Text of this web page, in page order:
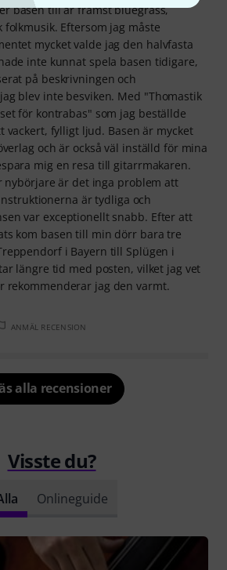
basen till är främst bluegrass,
Eftersom jag måste
mycket valde jag den halvfasta
inte kunnat spela basen tidigare,
på beskrivningen och
blev inte besviken. Med "Thomastik
för kontrabas" som jag beställde
vackert, fylligt ljud. Basen är mycket
och är också väl inställd för mina
mig en resa till gitarrmakaren.
nybörjare är det inga problem att
är tydliga och
var exceptionellt snabb. Efter att
kom basen till min dörr bara tre
i Bayern till Splügen i
längre tid med posten, vilket jag vet
rekommenderar jag den varmt.
ANMÄL RECENSION
alla recensioner
Visste du?
Onlineguide